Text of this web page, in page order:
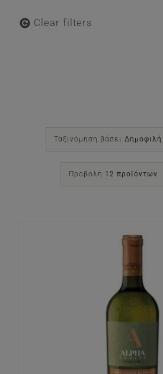
Ταξινόμηση βάσει Δημοφιλή
Προβολή 12 προϊόντων
Clear filters